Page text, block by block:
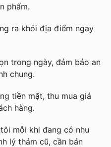
phẩm.
ra khỏi địa điểm ngay
trong ngày, đảm bảo an
chung.
tiền mặt, thu mua giá
hàng.
mỗi khi đang có nhu
lý thảm cũ, cần bán